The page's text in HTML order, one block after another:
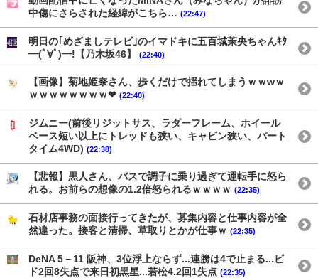
中傷にさらされた経緯がこちら… (22:47)
明日の｢めざましテレビ｣のイマドキに五百城茉央ちゃんｷﾀ
━(ﾟ∀ﾟ)━!【乃木坂46】
(22:40)
【画像】菊地姫奈さん、歩くだけで揺れてしまうｗｗwｗ
ｗｗｗｗｗｗｗｗ❤ (22:40)
ジムニー(前後リジットサス、ラダーフレーム、ホイール
ベース短い以上にトレッドも狭い、キャビン狭い、パート
タイム4WD) (22:38)
【悲報】黒人さん、バスで調子に乗り過ぎて運転手に怒ら
れる。お前らの想像の1.2倍怒られるｗｗｗｗ (22:35)
石材店事務の面接行ってきたが、募集内容と仕事内容が全
然違った。接客と清掃、草取りとかが仕事ｗ (22:35)
DeNA 5－11 阪神、3位浮上ならず...連勝は4で止まる...ビ
ド2回8失点で来日初黒星...若松4.2回1失点 (22:35)